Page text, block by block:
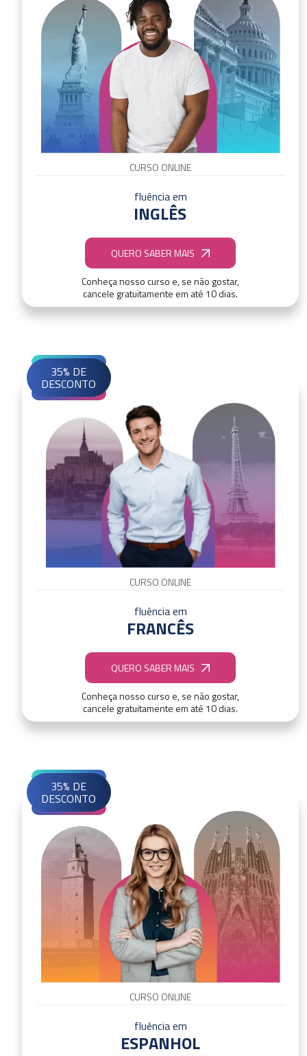
CURSO ONLINE
fluência em
INGLÊS
QUERO SABER MAIS
Conheça nosso curso e, se não gostar,
cancele gratuitamente em até 10 dias.
CURSO ONLINE
fluência em
FRANCÊS
QUERO SABER MAIS
Conheça nosso curso e, se não gostar,
cancele gratuitamente em até 10 dias.
35% DE
DESCONTO
CURSO ONLINE
fluência em
ESPANHOL
35% DE
DESCONTO